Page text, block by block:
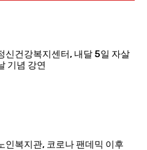
신건강복지센터, 내달 5일 자살
기념 강연
인복지관, 코로나 팬데믹 이후